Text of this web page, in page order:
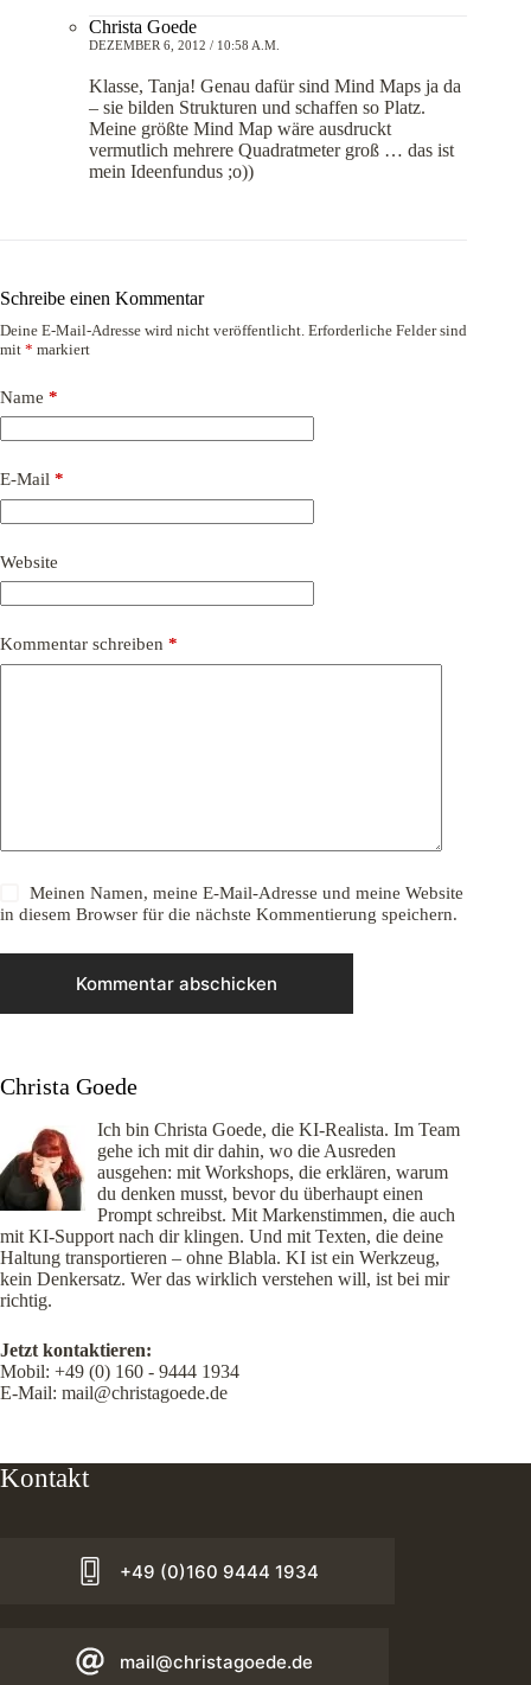
Christa Goede
DEZEMBER 6, 2012 / 10:58 A.M.
Klasse, Tanja! Genau dafür sind Mind Maps ja da
– sie bilden Strukturen und schaffen so Platz.
Meine größte Mind Map wäre ausdruckt
vermutlich mehrere Quadratmeter groß … das ist
mein Ideenfundus ;o))
Schreibe einen Kommentar
Deine E-Mail-Adresse wird nicht veröffentlicht. Erforderliche Felder sind
mit * markiert
Name *
E-Mail *
Website
Kommentar schreiben *
Meinen Namen, meine E-Mail-Adresse und meine Website
in diesem Browser für die nächste Kommentierung speichern.
Kommentar abschicken
Christa Goede
Ich bin Christa Goede, die KI-Realista. Im Team
gehe ich mit dir dahin, wo die Ausreden
ausgehen: mit Workshops, die erklären, warum
du denken musst, bevor du überhaupt einen
Prompt schreibst. Mit Markenstimmen, die auch
mit KI-Support nach dir klingen. Und mit Texten, die deine
Haltung transportieren – ohne Blabla. KI ist ein Werkzeug,
kein Denkersatz. Wer das wirklich verstehen will, ist bei mir
richtig.
Jetzt kontaktieren:
Mobil: +49 (0) 160 - 9444 1934
E-Mail: mail@christagoede.de
Kontakt
+49 (0)160 9444 1934
mail@christagoede.de